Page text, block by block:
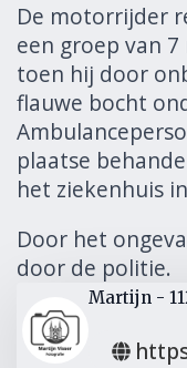
De motorrijder
een groep van
toen hij door
flauwe bocht
plaatse
het ziekenhuis
Door het
door de politie.
Martijn -